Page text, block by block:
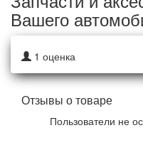
Вашего
1 оценка
Отзывы о товаре
Пользователи не